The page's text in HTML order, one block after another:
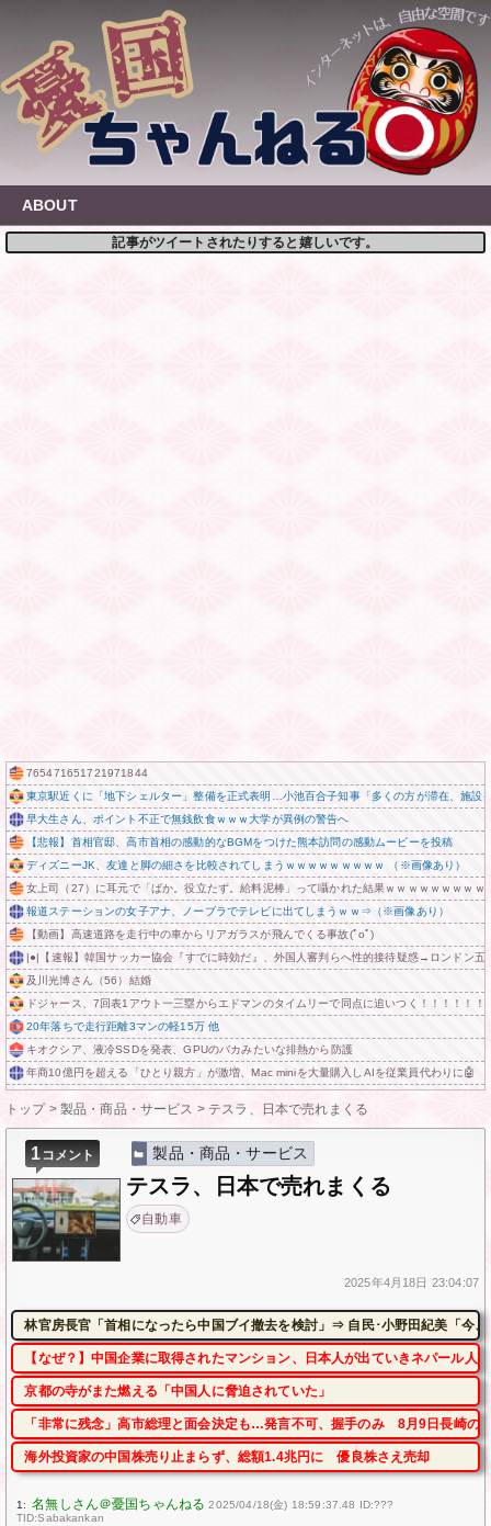
content
ABOUT
記事がツイートされたりすると嬉しいです。
765471651721971844
東京駅近くに「地下シェルター」整備を正式表明…小池百合子知事「多くの方が滞在、施設
早大生さん、ポイント不正で無銭飲食ｗｗｗ大学が異例の警告へ
【悲報】首相官邸、高市首相の感動的なBGMをつけた熊本訪問の感動ムービーを投稿
ディズニーJK、友達と脚の細さを比較されてしまうｗｗｗｗｗｗｗｗｗ （※画像あり）
女上司（27）に耳元で「ばか。役立たず。給料泥棒」って囁かれた結果ｗｗｗｗｗｗｗｗｗ
報道ステーションの女子アナ、ノーブラでテレビに出てしまうｗｗ⇒（※画像あり）
【動画】高速道路を走行中の車からリアガラスが飛んでくる事故(ﾟoﾟ)
|●|【速報】韓国サッカー協会『すでに時効だ』、外国人審判らへ性的接待疑惑→ロンドン
及川光博さん（56）結婚
ドジャース、7回表1アウト一三塁からエドマンのタイムリーで同点に追いつく！！！！！！
20年落ちで走行距離3マンの軽15万 他
キオクシア、液冷SSDを発表、GPUのバカみたいな排熱から防護
年商10億円を超える「ひとり親方」が激増、Mac miniを大量購入しAIを従業員代わりに🤖
トップ> 製品・商品・サービス > テスラ、日本で売れまくる
1コメント 製品・商品・サービス
テスラ、日本で売れまくる
自動車
2025年4月18日 23:04:07
林官房長官「首相になったら中国ブイ撤去を検討」⇒ 自民･小野田紀美「今
【なぜ？】中国企業に取得されたマンション、日本人が出ていきネパール人
京都の寺がまた燃える「中国人に脅迫されていた」
「非常に残念」高市総理と面会決定も…発言不可、握手のみ 8月9日長崎の
海外投資家の中国株売り止まらず、総額1.4兆円に 優良株さえ売却
1:
2025/04/18(金) 18:59:37.48 ID:???
TID:Sabakankan